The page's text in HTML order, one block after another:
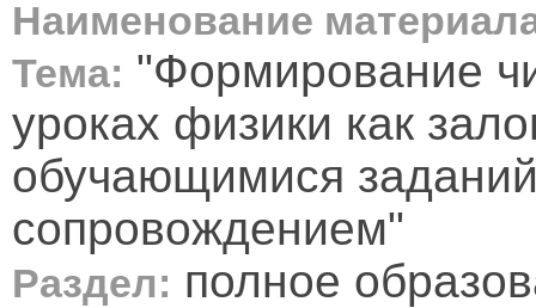
Наименование
Тема: "Формирование
уроках физики как
обучающимися
сопровождением"
Раздел: полное